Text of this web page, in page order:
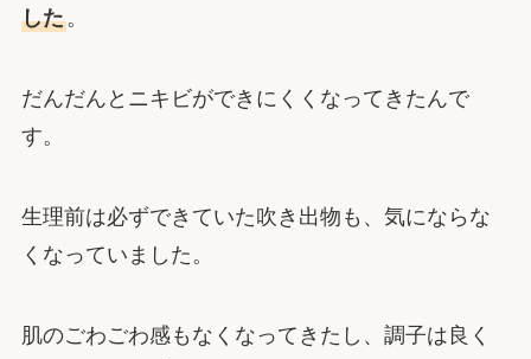
した。
だんだんとニキビができにくくなってきたんで
す。
生理前は必ずできていた吹き出物も、気にならな
くなっていました。
肌のごわごわ感もなくなってきたし、調子は良く